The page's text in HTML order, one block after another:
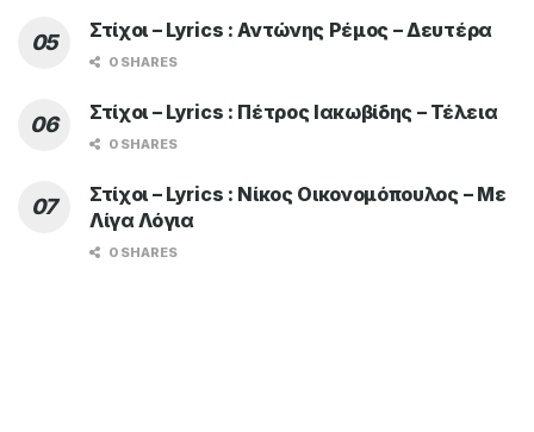
Στίχοι – Lyrics : Αντώνης Ρέμος – Δευτέρα
0 SHARES
Στίχοι – Lyrics : Πέτρος Ιακωβίδης – Τέλεια
0 SHARES
Στίχοι – Lyrics : Νίκος Οικονομόπουλος – Με
Λίγα Λόγια
0 SHARES